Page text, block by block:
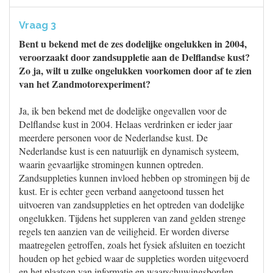
Vraag 3
Bent u bekend met de zes dodelijke ongelukken in 2004,
veroorzaakt door zandsuppletie aan de Delflandse kust?
Zo ja, wilt u zulke ongelukken voorkomen door af te zien
van het Zandmotorexperiment?
Ja, ik ben bekend met de dodelijke ongevallen voor de
Delflandse kust in 2004. Helaas verdrinken er ieder jaar
meerdere personen voor de Nederlandse kust. De
Nederlandse kust is een natuurlijk en dynamisch systeem,
waarin gevaarlijke stromingen kunnen optreden.
Zandsuppleties kunnen invloed hebben op stromingen bij de
kust. Er is echter geen verband aangetoond tussen het
uitvoeren van zandsuppleties en het optreden van dodelijke
ongelukken. Tijdens het suppleren van zand gelden strenge
regels ten aanzien van de veiligheid. Er worden diverse
maatregelen getroffen, zoals het fysiek afsluiten en toezicht
houden op het gebied waar de suppleties worden uitgevoerd